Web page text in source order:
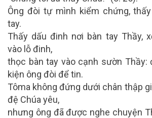
Ông đòi tự mình kiểm chứng,
tay.
Thấy dấu đinh nơi bàn tay Thầy,
vào lỗ đinh,
thọc bàn tay vào cạnh sườn Thầy:
kiện ông đòi để tin.
Tôma không đứng dưới chân thập
đệ Chúa yêu,
nhưng ông đã được nghe chuyện